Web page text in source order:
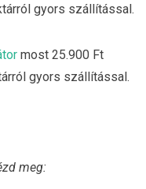
gyors szállítással.
most 25.900 Ft
gyors szállítással.
meg: